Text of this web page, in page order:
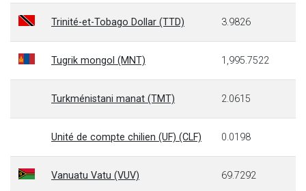
Trinité-et-Tobago Dollar (TTD) 3.9826
Tugrik mongol (MNT) 1,995.7522
Turkménistani manat (TMT) 2.0615
Unité de compte chilien (UF) (CLF) 0.0198
Vanuatu Vatu (VUV) 69.7292